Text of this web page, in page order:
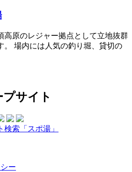
高原のレジャー拠点として立地抜群
。 場内には人気の釣り堀、貸切の
サイト
ー